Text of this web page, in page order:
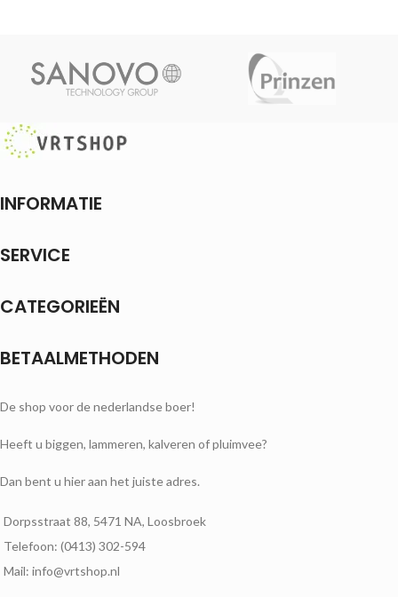
INFORMATIE
SERVICE
CATEGORIEËN
BETAALMETHODEN
De shop voor de nederlandse boer!
Heeft u biggen, lammeren, kalveren of pluimvee?
Dan bent u hier aan het juiste adres.
Dorpsstraat 88, 5471 NA, Loosbroek
Telefoon: (0413) 302-594
Mail: info@vrtshop.nl